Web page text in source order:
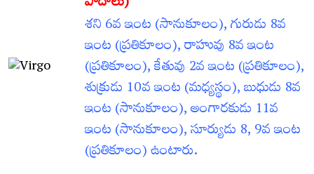
శని 6వ ఇంట (సానుకూలం), గురుడు 8వ
ఇంట (ప్రతికూలం), రాహువు 8వ ఇంట
(ప్రతికూలం), కేతువు 2వ ఇంట (ప్రతికూలం),
శుక్రుడు 10వ ఇంట (మధ్యస్థం), బుధుడు 8వ
ఇంట (సానుకూలం), అంగారకుడు 11వ
ఇంట (సానుకూలం), సూర్యుడు 8, 9వ ఇంట
(ప్రతికూలం) ఉంటారు.